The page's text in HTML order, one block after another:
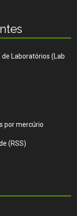
Laboratórios (Lab
por mercúrio
(RSS)